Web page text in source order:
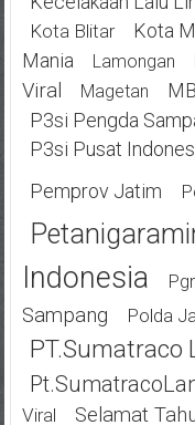
Kota Blitar Kota
Mania
Lamongan
Viral
Magetan
P3si Pengda
P3si Pusat
Pemprov Jatim
Indonesia
Sampang
Polda
PT.Sumatraco
Viral
Selamat